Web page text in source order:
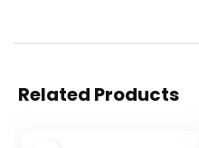
Related Products